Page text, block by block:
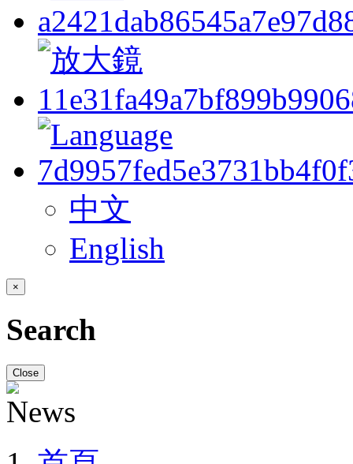
中文
English
×
Search
Close